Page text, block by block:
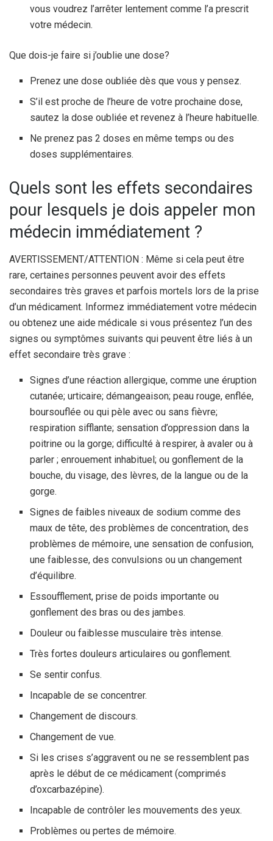
vous voudrez l’arrêter lentement comme l’a prescrit
votre médecin.
Que dois-je faire si j’oublie une dose?
Prenez une dose oubliée dès que vous y pensez.
S’il est proche de l’heure de votre prochaine dose,
sautez la dose oubliée et revenez à l’heure habituelle.
Ne prenez pas 2 doses en même temps ou des
doses supplémentaires.
Quels sont les effets secondaires
pour lesquels je dois appeler mon
médecin immédiatement ?
AVERTISSEMENT/ATTENTION : Même si cela peut être
rare, certaines personnes peuvent avoir des effets
secondaires très graves et parfois mortels lors de la prise
d’un médicament. Informez immédiatement votre médecin
ou obtenez une aide médicale si vous présentez l’un des
signes ou symptômes suivants qui peuvent être liés à un
effet secondaire très grave :
Signes d’une réaction allergique, comme une éruption
cutanée; urticaire; démangeaison; peau rouge, enflée,
boursouflée ou qui pèle avec ou sans fièvre;
respiration sifflante; sensation d’oppression dans la
poitrine ou la gorge; difficulté à respirer, à avaler ou à
parler ; enrouement inhabituel; ou gonflement de la
bouche, du visage, des lèvres, de la langue ou de la
gorge.
Signes de faibles niveaux de sodium comme des
maux de tête, des problèmes de concentration, des
problèmes de mémoire, une sensation de confusion,
une faiblesse, des convulsions ou un changement
d’équilibre.
Essoufflement, prise de poids importante ou
gonflement des bras ou des jambes.
Douleur ou faiblesse musculaire très intense.
Très fortes douleurs articulaires ou gonflement.
Se sentir confus.
Incapable de se concentrer.
Changement de discours.
Changement de vue.
Si les crises s’aggravent ou ne se ressemblent pas
après le début de ce médicament (comprimés
d’oxcarbazépine).
Incapable de contrôler les mouvements des yeux.
Problèmes ou pertes de mémoire.